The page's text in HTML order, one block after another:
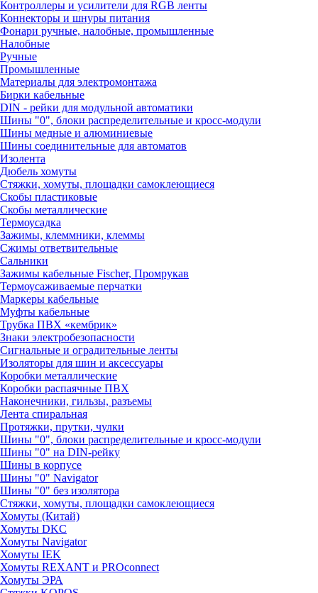
Контроллеры и усилители для RGB ленты
Коннекторы и шнуры питания
Фонари ручные, налобные, промышленные
Налобные
Ручные
Промышленные
Материалы для электромонтажа
Бирки кабельные
DIN - рейки для модульной автоматики
Шины "0", блоки распределительные и кросс-модули
Шины медные и алюминиевые
Шины соединительные для автоматов
Изолента
Дюбель хомуты
Стяжки, хомуты, площадки самоклеющиеся
Скобы пластиковые
Скобы металлические
Термоусадка
Зажимы, клеммники, клеммы
Сжимы ответвительные
Сальники
Зажимы кабельные Fischer, Промрукав
Термоусаживаемые перчатки
Маркеры кабельные
Муфты кабельные
Трубка ПВХ «кембрик»
Знаки электробезопасности
Сигнальные и оградительные ленты
Изоляторы для шин и аксессуары
Коробки металлические
Коробки распаячные ПВХ
Наконечники, гильзы, разъемы
Лента спиральная
Протяжки, прутки, чулки
Шины "0", блоки распределительные и кросс-модули
Шины "0" на DIN-рейку
Шины в корпусе
Шины "0" Navigator
Шины "0" без изолятора
Стяжки, хомуты, площадки самоклеющиеся
Хомуты (Китай)
Хомуты DKC
Хомуты Navigator
Хомуты IEK
Хомуты REXANT и PROconnect
Хомуты ЭРА